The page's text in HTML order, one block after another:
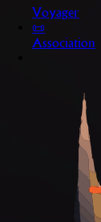
Voyager
📜
Association